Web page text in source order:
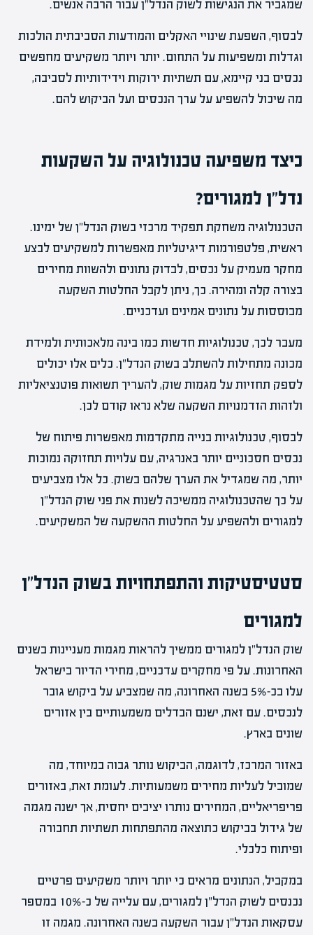
שמגביר את הנגישות לשוק הנדל"ן עבור הרבה אנשים.
לבסוף, השפעת שינויי האקלים והמודעות הסביבתית הולכות
וגדלות ומשפיעות על התחום. יותר ויותר משקיעים מחפשים
נכסים בני קיימא, עם תשתיות ירוקות וידידותיות לסביבה,
מה שיכול להשפיע על ערך הנכסים ועל הביקוש להם.
כיצד משפיעה טכנולוגיה על השקעות
נדל"ן למגורים?
הטכנולוגיה משחקת תפקיד מרכזי בשוק הנדל"ן של ימינו.
ראשית, פלטפורמות דיגיטליות מאפשרות למשקיעים לבצע
מחקר מעמיק על נכסים, לבדוק נתונים ולהשוות מחירים
בצורה קלה ומהירה. כך, ניתן לקבל החלטות השקעה
מבוססות על נתונים אמינים ועדכניים.
מעבר לכך, טכנולוגיות חדשות כמו בינה מלאכותית ולמידת
מכונה מתחילות להשתלב בשוק הנדל"ן. כלים אלו יכולים
לספק תחזיות על מגמות שוק, להעריך תשואות פוטנציאליות
ולזהות הזדמנויות השקעה שלא נראו קודם לכן.
לבסוף, טכנולוגיות בנייה מתקדמות מאפשרות פיתוח של
נכסים חסכוניים יותר באנרגיה, עם עלויות תחזוקה נמוכות
יותר, מה שמגדיל את הערך שלהם בשוק. כל אלו מצביעים
על כך שהטכנולוגיה ממשיכה לשנות את פני שוק הנדל"ן
למגורים ולהשפיע על החלטות ההשקעה של המשקיעים.
סטטיסטיקות והתפתחויות בשוק הנדל"ן
למגורים
שוק הנדל"ן למגורים ממשיך להראות מגמות מעניינות בשנים
האחרונות. על פי מחקרים עדכניים, מחירי הדיור בישראל
עלו בכ-5% בשנה האחרונה, מה שמצביע על ביקוש גובר
לנכסים. עם זאת, ישנם הבדלים משמעותיים בין אזורים
שונים בארץ.
באזור המרכז, לדוגמה, הביקוש נותר גבוה במיוחד, מה
שמוביל לעליות מחירים משמעותיות. לעומת זאת, באזורים
פריפריאליים, המחירים נותרו יציבים יחסית, אך ישנה מגמה
של גידול בביקוש כתוצאה מהתפתחות תשתיות תחבורה
ופיתוח כלכלי.
במקביל, הנתונים מראים כי יותר ויותר משקיעים פרטיים
נכנסים לשוק הנדל"ן למגורים, עם עלייה של כ-10% במספר
עסקאות הנדל"ן עבור השקעה בשנה האחרונה. מגמה זו